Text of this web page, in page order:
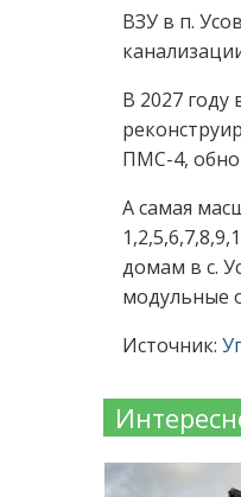
ВЗУ в п.
В 2027
ПМС-4,
А самая
домам в с.
модульные
Источник: